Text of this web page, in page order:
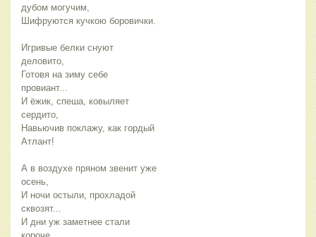
дубом могучим,
Шифруются кучкою боровички.
Игривые белки снуют
деловито,
Готовя на зиму себе
провиант...
И ёжик, спеша, ковыляет
сердито,
Навьючив поклажу, как гордый
Атлант!
А в воздухе пряном звенит уже
осень,
И ночи остыли, прохладой
сквозят...
И дни уж заметнее стали